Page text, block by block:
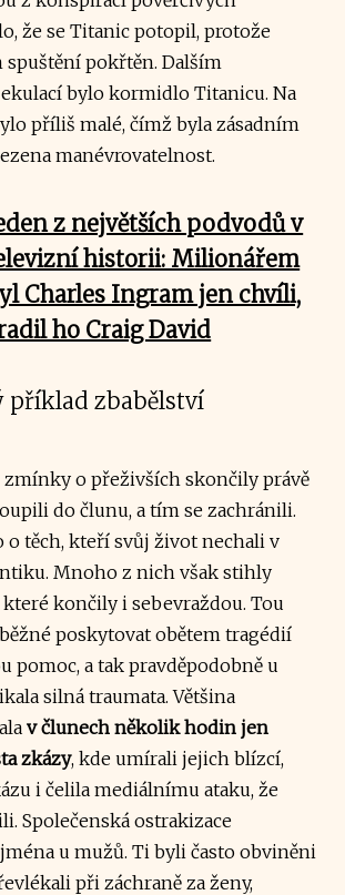
že se Titanic potopil, protože
pokřtěn. Dalším
bylo kormidlo Titanicu. Na
příliš malé, čímž byla zásadním
manévrovatelnost.
z největších podvodů v
historii: Milionářem
Charles Ingram jen chvíli,
ho Craig David
příklad zbabělství
zmínky o přeživších skončily právě
do člunu, a tím se zachránili.
o těch, kteří svůj život nechali v
Mnoho z nich však stihly
končily i sebevraždou. Tou
poskytovat obětem tragédií
pomoc, a tak pravděpodobně u
silná traumata. Většina
v člunech několik hodin jen
zkázy, kde umírali jejich blízcí,
i čelila mediálnímu ataku, že
Společenská ostrakizace
u mužů. Ti byli často obviněni
při záchraně za ženy,